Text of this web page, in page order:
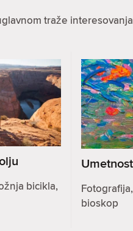
traže
bicikla,
Umetnost
bioskop